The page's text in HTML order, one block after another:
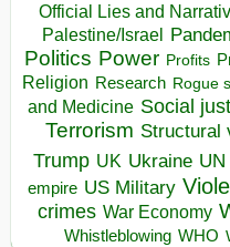
Official Lies and
Palestine/Israel
Politics Power Profits
Religion Research Rogue
and Medicine Social
Terrorism Structural
Trump UK Ukraine UN
empire US Military
crimes War Economy
Whistleblowing WHO